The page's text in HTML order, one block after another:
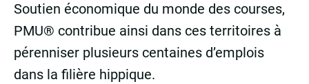
Soutien économique du monde des courses,
PMU® contribue ainsi dans ces territoires à
pérenniser plusieurs centaines d’emplois
dans la filière hippique.